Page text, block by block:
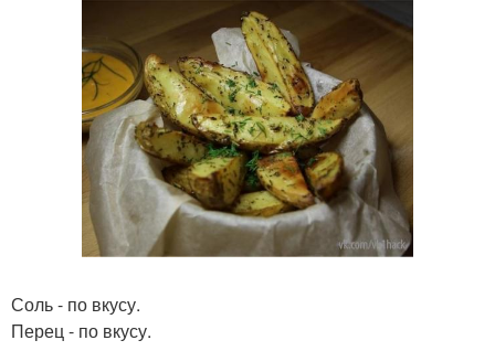
Соль - по вкусу.
Перец - по вкусу.